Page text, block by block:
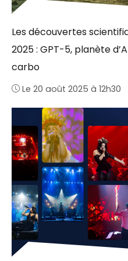
Les découvertes
2025 : GPT-5, planète
carbo
Le 20 août 2025 à 12h30